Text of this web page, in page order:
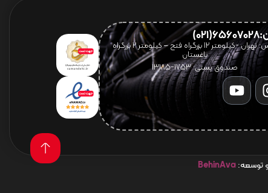
آدرس: تهران -کیلومتر 12 بزرگراه فتح – کیلومتر ۲ بزرگراه
باغستان
صندوق پستی: 1753-13185
و توسعه:BehinAva